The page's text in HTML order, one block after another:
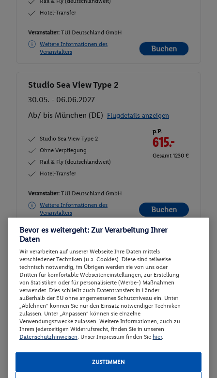
Hotel-Transfer
Veranstalter: TUI Deutschland GmbH
Weitere Informationen des
Veranstalters
Buchen
Buchen
Studio Sea View Type 2
30.05. - 06.06.2027
Ab/ bis München (DE) Flugdetails anzeigen
Studio Sea View Type 2
Ohne Verpflegung
Rail & Fly (deutschlandweit)
Hotel-Transfer
p.P.
615.-
Gesamt 1230 €
Veranstalter: TUI Deutschland GmbH
Weitere Informationen des
Veranstalters
Buchen
06.06. - 13.06.2027
Ab/ bis München (DE) Flugdetails anzeigen
Studio Sea View Type 2
Ohne Verpflegung
Rail & Fly (deutschlandweit)
Hotel-Transfer
p.P.
586.-
Veranstalter:TUI Deutschland GmbH
Weitere Informationen des
Veranstalters
Buchen
Bevor es weitergeht: Zur Verarbeitung Ihrer
Daten
Wir verarbeiten auf unserer Webseite Ihre Daten mittels
verschiedener Techniken (u.a. Cookies). Diese sind teilweise
technisch notwendig, im Übrigen werden sie von uns oder
Dritten für komfortable Webseiteneinstellungen, zur Erstellung
von Statistiken oder für personalisierte (Werbe-) Maßnahmen
verwendet. Dies schließt auch Datentransfers in Länder
außerhalb der EU ohne angemessenes Schutzniveau ein. Unter
„Ablehnen“ können Sie nur den Einsatz notwendiger Techniken
zulassen. Unter „Anpassen“ können sie einzelne
Verwendungszwecke zulassen. Weitere Informationen, auch zu
Ihrem jederzeitigen Widerrufsrecht, finden Sie in unseren
Datenschutzhinweisen . Unser Impressum finden Sie hier.
ZUSTIMMEN